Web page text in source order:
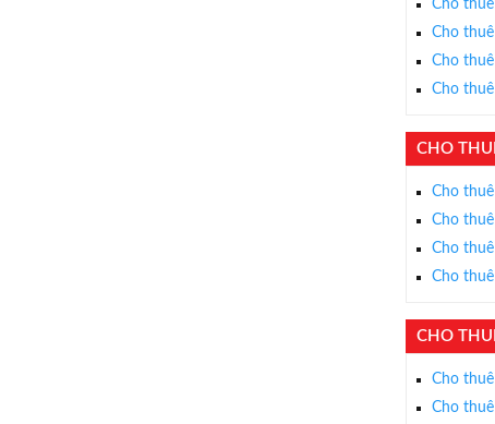
Cho
Cho
Cho
Cho
CHO
Cho
Cho
Cho
Cho
CHO
Cho
Cho